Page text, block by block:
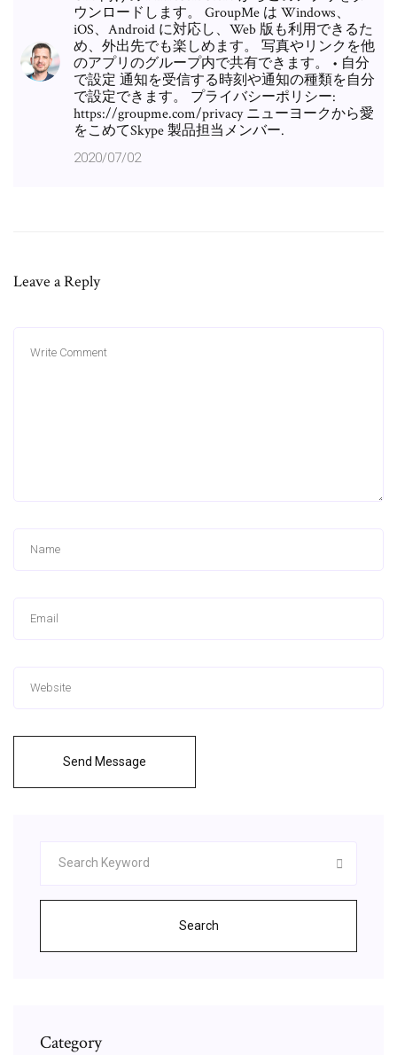
ウンロードします。 GroupMe は Windows、
iOS、Android に対応し、Web 版も利用できるた
め、外出先でも楽しめます。 写真やリンクを他
のアプリのグループ内で共有できます。 • 自分
で設定 通知を受信する時刻や通知の種類を自分
で設定できます。 プライバシーポリシー:
https://groupme.com/privacy ニューヨークから愛
をこめてSkype 製品担当メンバー.
2020/07/02
Leave a Reply
Send Message
Search
Category